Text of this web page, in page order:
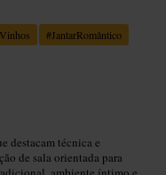
Vinhos #JantarRomântico
destacam técnica e
de sala orientada para